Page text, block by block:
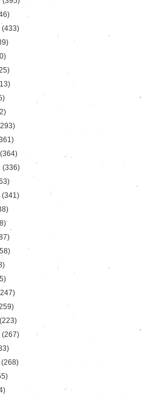
(433)
(364)
(336)
(341)
(223)
(267)
(268)